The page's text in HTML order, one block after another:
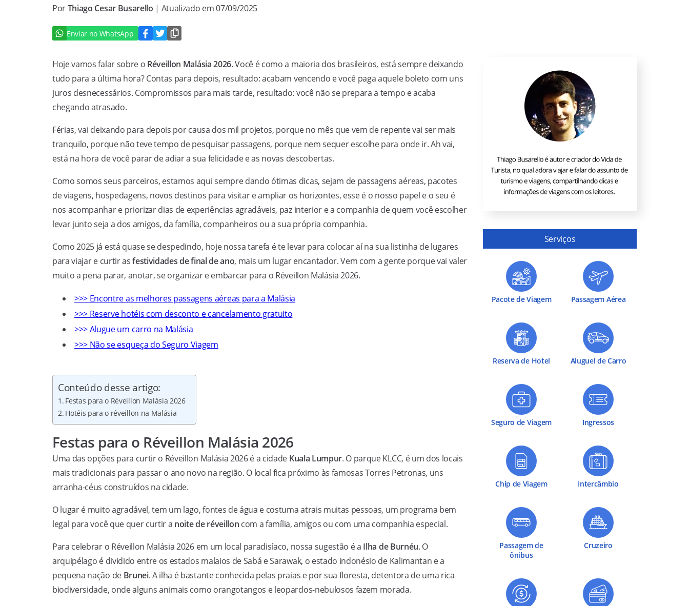
PorThiago Cesar Busarello | Atualizado em 07/09/2025
Enviar no WhatsApp
Hoje vamos falar sobre o Réveillon Malásia 2026. Você é como a maioria dos brasileiros, está sempre deixando
tudo para a última hora? Contas para depois, resultado: acabam vencendo e você paga aquele boleto com uns
juros desnecessários. Compromissos para mais tarde, resultado: você não se prepara a tempo e acaba
chegando atrasado.
Férias, vai deixando para depois por causa dos mil projetos, porque no mês que vem de repente vai ser mais
tranquilo, porque não teve tempo de pesquisar passagens, porque nem sequer escolhe para onde ir. Ah vai,
está na hora de você parar de adiar a sua felicidade e as novas descobertas.
Como somos seus parceiros, estamos aqui sempre dando ótimas dicas, sejam de passagens aéreas, pacotes
de viagens, hospedagens, novos destinos para visitar e ampliar os horizontes, esse é o nosso papel e o seu é
nos acompanhar e priorizar dias de experiências agradáveis, paz interior e a companhia de quem você escolher
levar junto seja a dos amigos, da família, companheiros ou a sua própria companhia.
Como 2025 já está quase se despedindo, hoje nossa tarefa é te levar para colocar aí na sua listinha de lugares
para viajar e curtir asfestividades de final de ano, mais um lugar encantador. Vem com a gente porque vai valer
muito a pena parar, anotar, se organizar e embarcar para o Réveillon Malásia 2026.
>>> Encontre as melhores passagens aéreas para a Malásia
>>> Reserve hotéis com desconto e cancelamento gratuito
>>> Alugue um carro na Malásia
>>> Não se esqueça do Seguro Viagem
Conteúdo desse artigo:
Festas para o Réveillon Malásia 2026
Hotéis para o réveillon na Malásia
Festas para o Réveillon Malásia 2026
Uma das opções para curtir o Réveillon Malásia 2026 é a cidade Kuala Lumpur. O parque KLCC, é um dos locais
mais tradicionais para passar o ano novo na região. O local fica próximo às famosas Torres Petronas, uns
arranha-céus construídos na cidade.
O lugar é muito agradável, tem um lago, fontes de água e costuma atrais muitas pessoas, um programa bem
legal para você que quer curtir a noite de réveillon com a família, amigos ou com uma companhia especial.
Para celebrar o Réveillon Malásia 2026 em um local paradisíaco, nossa sugestão é a Ilha de Burnéu. O
arquipélago é dividido entre os estados malaios de Sabá e Sarawak, o estado indonésio de Kalimantan e a
pequena nação de Brunei. A ilha é bastante conhecida pelas praias e por sua floresta, detentora de uma rica
biodiversidade, onde alguns animais como orangotangos e leopardos-nebulosos fazem morada.
Serviços
Pacote de Viagem Passagem Aérea
Reserva de Hotel Aluguel de Carro
Seguro de Viagem Ingressos
Chip de Viagem Intercâmbio
Passagem de
ônibus
Cruzeiro